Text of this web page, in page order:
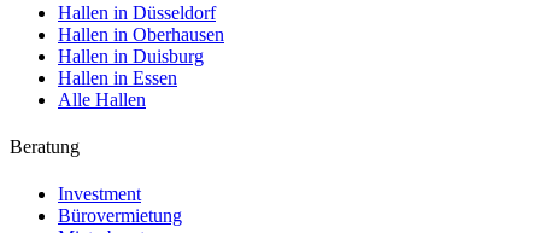
Hallen in Düsseldorf
Hallen in Oberhausen
Hallen in Duisburg
Hallen in Essen
Alle Hallen
Beratung
Investment
Bürovermietung